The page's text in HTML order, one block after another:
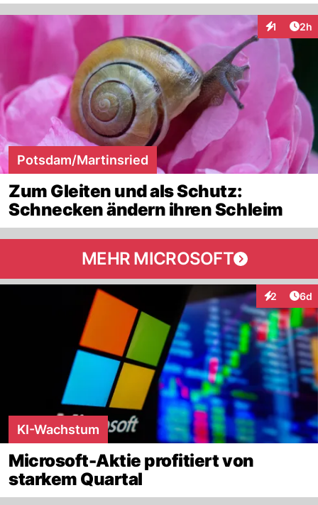
1 2h
Potsdam/Martinsried
Zum Gleiten und als Schutz:
Schnecken ändern ihren Schleim
MEHR MICROSOFT
2 6d
KI-Wachstum
Microsoft-Aktie profitiert von
starkem Quartal